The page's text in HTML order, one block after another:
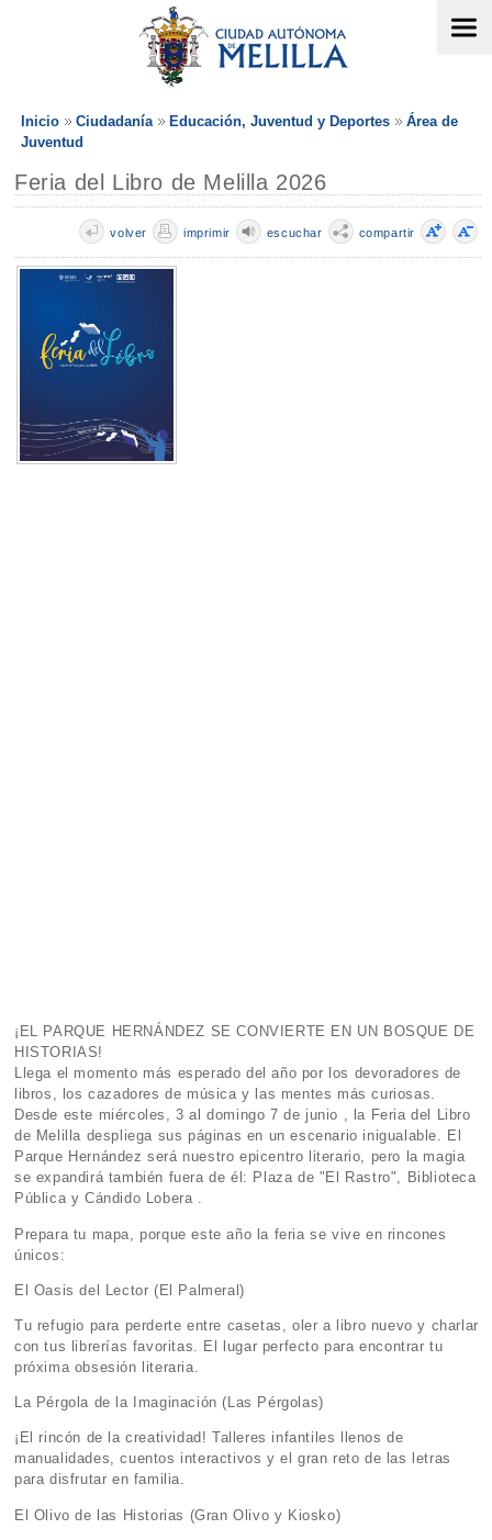
Inicio Ciudadanía Educación, Juventud y Deportes
Área de
Juventud
Feria del Libro de Melilla 2026
compartir
escuchar
imprimir
volver
¡EL PARQUE HERNÁNDEZ SE CONVIERTE EN UN BOSQUE DE
HISTORIAS!
Llega el momento más esperado del año por los devoradores de
libros, los cazadores de música y las mentes más curiosas.
Desde este miércoles, 3 al domingo 7 de junio , la Feria del Libro
de Melilla despliega sus páginas en un escenario inigualable. El
Parque Hernández será nuestro epicentro literario, pero la magia
se expandirá también fuera de él: Plaza de "El Rastro", Biblioteca
Pública y Cándido Lobera .
Prepara tu mapa, porque este año la feria se vive en rincones
únicos:
El Oasis del Lector (El Palmeral)
Tu refugio para perderte entre casetas, oler a libro nuevo y charlar
con tus librerías favoritas. El lugar perfecto para encontrar tu
próxima obsesión literaria.
La Pérgola de la Imaginación (Las Pérgolas)
¡El rincón de la creatividad! Talleres infantiles llenos de
manualidades, cuentos interactivos y el gran reto de las letras
para disfrutar en familia.
El Olivo de las Historias (Gran Olivo y Kiosko)